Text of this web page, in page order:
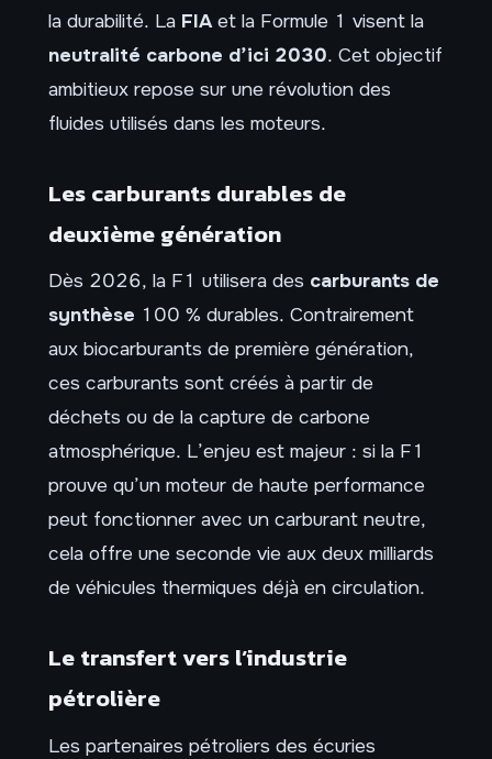
la durabilité. La FIAet la Formule 1 visent la
neutralité carbone d’ici 2030. Cet objectif
ambitieux repose sur une révolution des
fluides utilisés dans les moteurs.
Les carburants durables de
deuxième génération
Dès 2026, la F1 utilisera des carburants de
synthèse 100 % durables. Contrairement
aux biocarburants de première génération,
ces carburants sont créés à partir de
déchets ou de la capture de carbone
atmosphérique. L’enjeu est majeur : si la F1
prouve qu’un moteur de haute performance
peut fonctionner avec un carburant neutre,
cela offre une seconde vie aux deux milliards
de véhicules thermiques déjà en circulation.
Le transfert vers l’industrie
pétrolière
Les partenaires pétroliers des écuries